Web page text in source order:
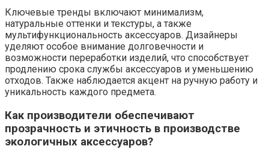
Ключевые тренды включают минимализм,
натуральные оттенки и текстуры, а также
мультифункциональность аксессуаров. Дизайнеры
уделяют особое внимание долговечности и
возможности переработки изделий, что способствует
продлению срока службы аксессуаров и уменьшению
отходов. Также наблюдается акцент на ручную работу и
уникальность каждого предмета.
Как производители обеспечивают
прозрачность и этичность в производстве
экологичных аксессуаров?